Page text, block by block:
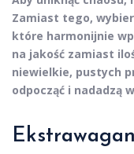
Zamiast tego,
które harmonijnie
na jakość zamiast
niewielkie, pustych
odpocząć i nadadzą